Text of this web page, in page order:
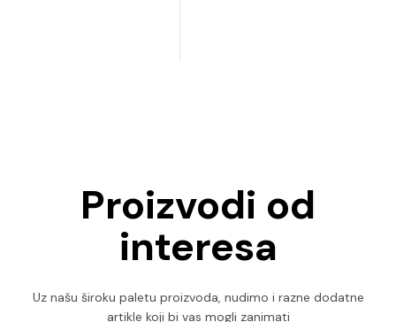
Proizvodi od
interesa
Uz našu široku paletu proizvoda, nudimo i razne dodatne
artikle koji bi vas mogli zanimati